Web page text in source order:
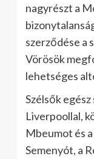
nagyrészt a
szerződése a
Vörösök
lehetséges
Szélsők
Liverpoollal,
Mbeumot és
Semenyót, a